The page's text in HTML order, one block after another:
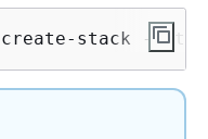
stack --